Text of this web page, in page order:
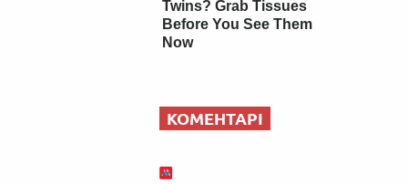
Twins? Grab Tissues
Before You See Them
Now
КОМЕНТАРІ